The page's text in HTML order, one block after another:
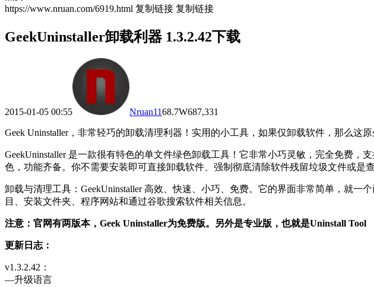
https://www.nruan.com/6919.html 复制链接 复制链接
GeekUninstaller卸载利器 1.3.2.42下载
2015-01-05 00:55 Nruan1168.7W687,331
Geek Uninstaller，非常轻巧的卸载清理利器！实用的小工具，如果仅卸载软件，那么这
GeekUninstaller 是一款很有特色的单文件绿色卸载工具！它非常小巧灵敏，完全免费
色，功能齐备。你不需要安装即可直接卸载软件、强制彻底清除软件残留垃圾文件或
卸载与清理工具：GeekUninstaller 高效、快速、小巧、免费。它的界面非常简单，就
目、安装文件夹、程序网站和通过谷歌搜索软件相关信息。
注意：官网有两版本，Geek Uninstaller为免费版。另外是专业版，也就是Uninstall Tool
更新日志：
v1.3.2.42：
—升级语言